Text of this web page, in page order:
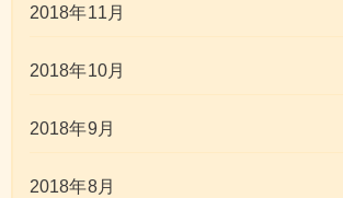
2018年11月
2018年10月
2018年9月
2018年8月